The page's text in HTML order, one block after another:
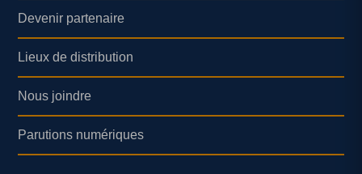
Devenir partenaire
Lieux de distribution
Nous joindre
Parutions numériques